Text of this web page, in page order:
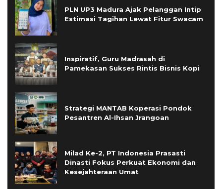
PLN UP3 Madura Ajak Pelanggan Intip
Estimasi Tagihan Lewat Fitur Swacam
Inspiratif, Guru Madrasah di
Pamekasan Sukses Rintis Bisnis Kopi
Strategi MANTAB Koperasi Pondok
Pesantren Al-Ihsan Jrangoan
Milad Ke-2, PT Indonesia Prasasti
Dinasti Fokus Perkuat Ekonomi dan
Kesejahteraan Umat